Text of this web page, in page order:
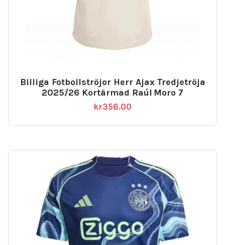
Billiga Fotbollströjor Herr Ajax Tredjetröja
2025/26 Kortärmad Raúl Moro 7
kr356.00